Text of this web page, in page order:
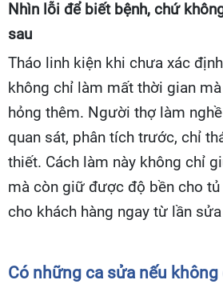
Nhìn lỗi để biết bệnh, chứ
sau
Tháo linh kiện khi chưa xác
không chỉ làm mất thời gian
hỏng thêm. Người thợ làm
quan sát, phân tích trước, chỉ
thiết. Cách làm này không chỉ
mà còn giữ được độ bền cho
cho khách hàng ngay từ lần
Có những ca sửa nếu